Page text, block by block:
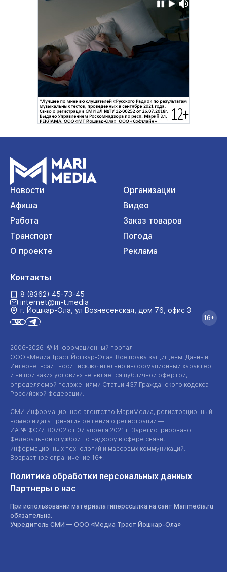
Новости
Организации
Афиша
Видео
Работа
Заказ товаров
Транспорт
Погода
О проекте
Реклама
2006-2026 © Информационный портал
ООО «Медиа Траст Йошкар-Ола». Все права защищены. Данный
Интернет-сайт носит исключительно информационный характер
и ни при каких условиях не является публичной офертой,
определяемой положениями Статьи 437 Гражданского кодекса
Российской Федерации.
СМИ Информационное агентство МариМедиа, регистрационный
номер и дата принятия решения о регистрации —
ИА № ФС77-80702 от 07 апреля 2021 г. Зарегистрировано
Федеральной службой по надзору в сфере связи,
информационных технологий и массовых коммуникаций.
Возрастное ограничение 16+.
Политика обработки персональных данных
Партнеры о нас
При использовании материала гиперссылка на сайт Marimedia.ru
обязательна.
Учредитель СМИ — ООО «Медиа Траст Йошкар-Ола»
Контакты
8 (8362) 45-73-45
internet@m-t.media
г. Йошкар‑Ола, ул Вознесенская, дом 76, офис 3
16+